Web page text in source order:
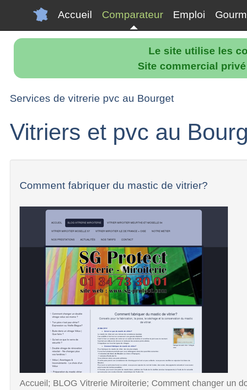
Le site utilise les
Site commercial
Accueil Comparateur Emploi
Services de vitrerie pvc au Bourget
Vitriers et pvc au
Comment fabriquer du mastic de vitrier?
Accueil; BLOG Vitrerie Miroiterie; Comment changer un